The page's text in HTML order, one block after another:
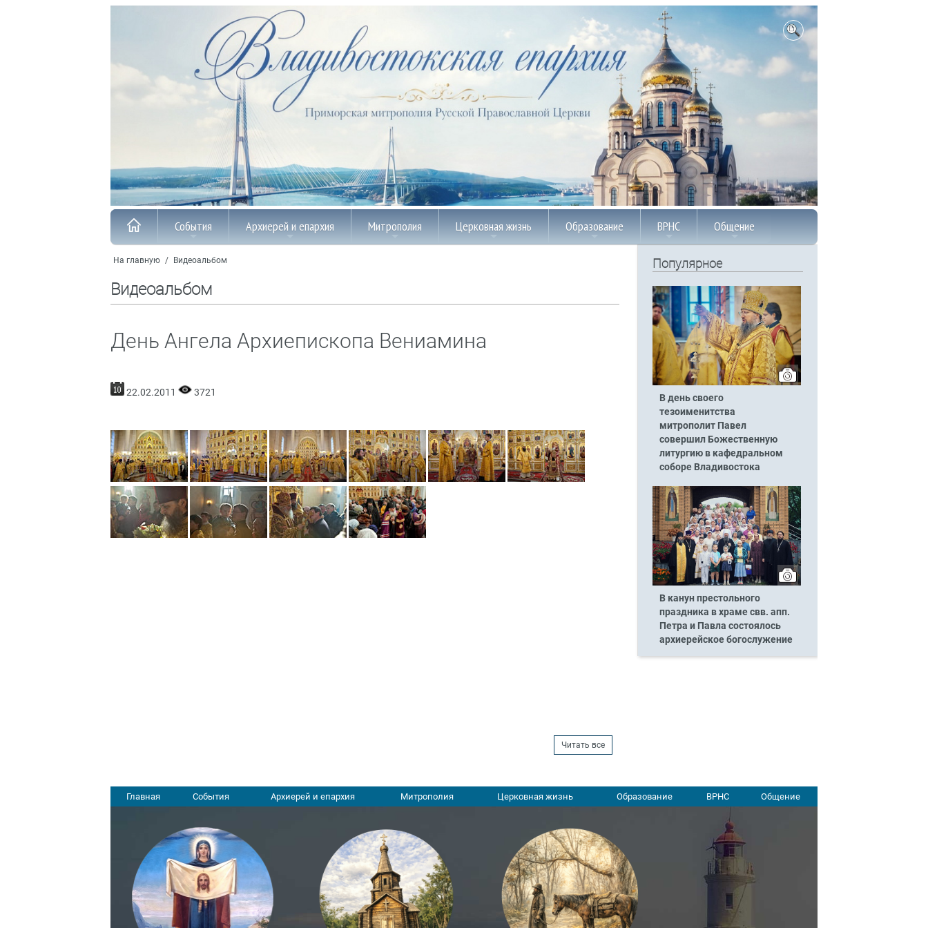
События Архиерей и епархия Митрополия Церковная жизнь Образование ВРНС Общение
На главную / Видеоальбом
Видеоальбом
День Ангела Архиепископа Вениамина
22.02.2011 3721
Читать все
Популярное
В день своего
тезоименитства
митрополит Павел
совершил Божественную
литургию в кафедральном
соборе Владивостока
В канун престольного
праздника в храме свв. апп.
Петра и Павла состоялось
архиерейское богослужение
Главная События Архиерей и епархия Митрополия Церковная жизнь Образование ВРНС Общение